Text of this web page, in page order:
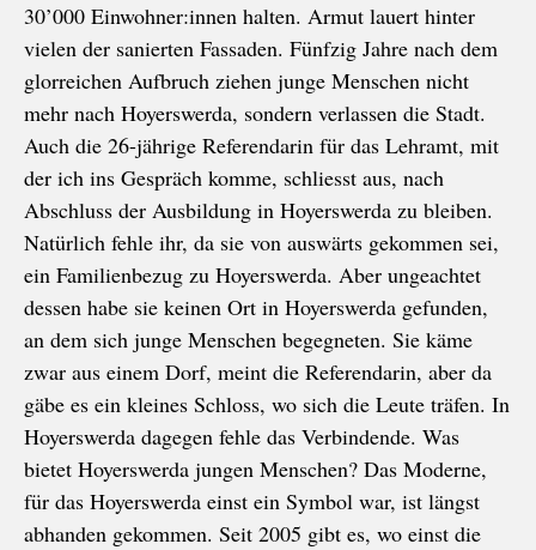
30’000 Einwohner:innen halten. Armut lauert hinter
vielen der sanierten Fassaden. Fünfzig Jahre nach dem
glorreichen Aufbruch ziehen junge Menschen nicht
mehr nach Hoyerswerda, sondern verlassen die Stadt.
Auch die 26-jährige Referendarin für das Lehramt, mit
der ich ins Gespräch komme, schliesst aus, nach
Abschluss der Ausbildung in Hoyerswerda zu bleiben.
Natürlich fehle ihr, da sie von auswärts gekommen sei,
ein Familienbezug zu Hoyerswerda. Aber ungeachtet
dessen habe sie keinen Ort in Hoyerswerda gefunden,
an dem sich junge Menschen begegneten. Sie käme
zwar aus einem Dorf, meint die Referendarin, aber da
gäbe es ein kleines Schloss, wo sich die Leute träfen. In
Hoyerswerda dagegen fehle das Verbindende. Was
bietet Hoyerswerda jungen Menschen? Das Moderne,
für das Hoyerswerda einst ein Symbol war, ist längst
abhanden gekommen. Seit 2005 gibt es, wo einst die